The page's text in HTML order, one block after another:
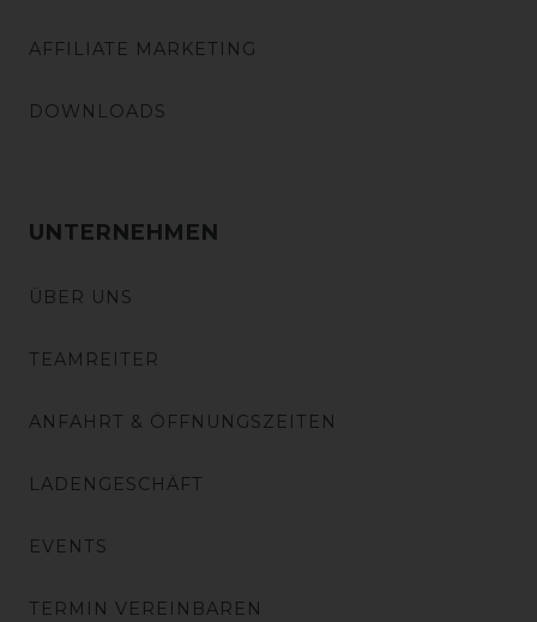
AFFILIATE MARKETING
DOWNLOADS
UNTERNEHMEN
ÜBER UNS
TEAMREITER
ANFAHRT & ÖFFNUNGSZEITEN
LADENGESCHÄFT
EVENTS
TERMIN VEREINBAREN